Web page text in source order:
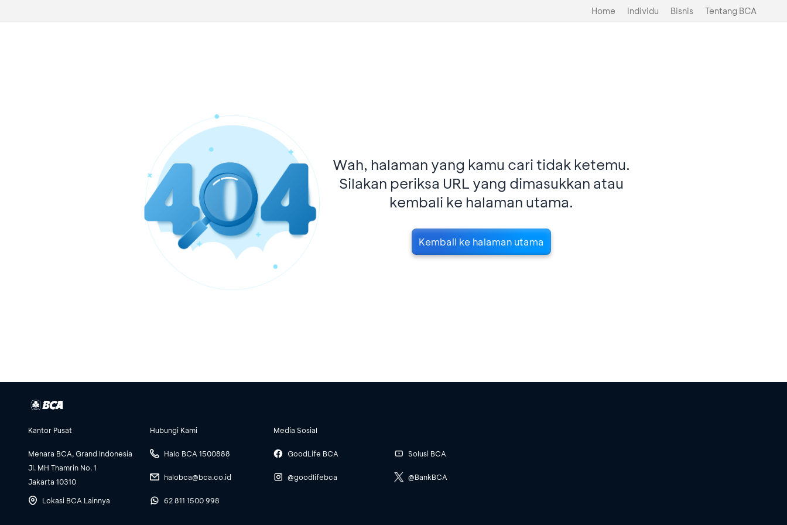
Home Individu Bisnis Tentang BCA
Wah, halaman yang kamu cari tidak ketemu.
Silakan periksa URL yang dimasukkan atau
kembali ke halaman utama.
Kembali ke halaman utama
Kantor Pusat
Menara BCA, Grand Indonesia
Jl. MH Thamrin No. 1
Jakarta 10310
Lokasi BCA Lainnya
Hubungi Kami
Halo BCA 1500888
halobca@bca.co.id
62 811 1500 998
Media Sosial
GoodLife BCA
@goodlifebca
Solusi BCA
@BankBCA